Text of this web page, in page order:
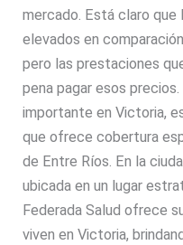
mercado. Está claro
elevados en
pero las prestaciones
pena pagar esos
importante en Victoria,
que ofrece cobertura
de Entre Ríos. En la
ubicada en un lugar
Federada Salud ofrece
viven en Victoria,